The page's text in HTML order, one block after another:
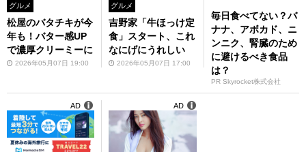
グルメ
松屋のバタチキが今
年も！バター感UP
で濃厚クリーミーに
2026年05月07日 19:00
グルメ
吉野家「牛ほっけ定
食」スタート、これ
なにげにうれしい
2026年05月07日 17:00
毎日食べてない？バ
ナナ、アボカド、ニ
ンニク、腎臓のため
に避けるべき食品
は？
PR Skyrocket株式会社
AD AD